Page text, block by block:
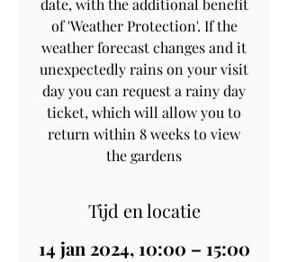
date, with the additional benefit
of 'Weather Protection'. If the
weather forecast changes and it
unexpectedly rains on your visit
day you can request a rainy day
ticket, which will allow you to
return within 8 weeks to view
the gardens
Tijd en locatie
14 jan 2024, 10:00 – 15:00